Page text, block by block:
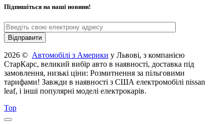
Підпишіться на наші новини!
2026 © Автомобілі з Америки у Львові, з компанією
СтарКарс, великий вибір авто в наявності, доставка під
замовлення, низькі ціни: Розмитнення за пільговими
тарифами! Завжди в наявності з США електромобілі nissan
leaf, і інші популярні моделі електрокарів.
Top